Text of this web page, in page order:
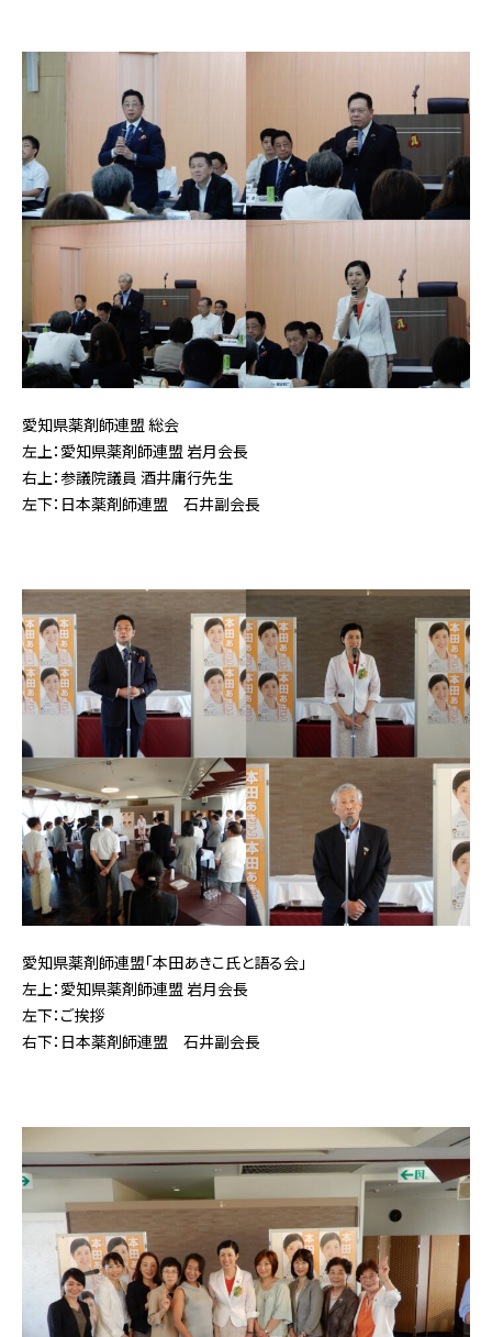
愛知県薬剤師連盟 総会
左上：愛知県薬剤師連盟 岩月会長
右上：参議院議員 酒井庸行先生
左下：日本薬剤師連盟 石井副会長
愛知県薬剤師連盟「本田あきこ氏と語る会」
左上：愛知県薬剤師連盟 岩月会長
左下：ご挨拶
右下：日本薬剤師連盟 石井副会長